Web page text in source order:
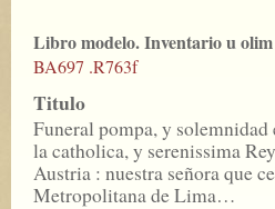
Libro modelo. Inventario u olim
BA697 .R763f
Titulo
Funeral pompa, y solemnidad
la catholica, y serenissima
Austria : nuestra señora que
Metropolitana de Lima…